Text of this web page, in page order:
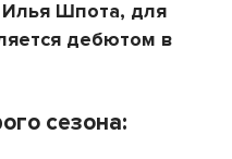
Илья Шпота, для
дебютом в
сезона: